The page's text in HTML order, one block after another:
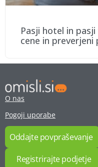
Pasji hotel in
cene in preverjeni
O nas
Pogoji uporabe
Oddajte povpraševanje
Registrirajte podjetje